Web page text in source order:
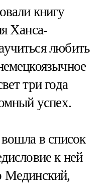
книгу
Ханса-
любить
три года
успех.
в список
к ней
Мединский,